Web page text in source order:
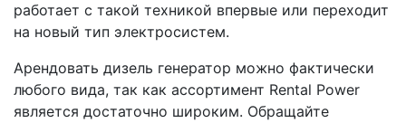
работает с такой техникой впервые или переходит
на новый тип электросистем.
Арендовать дизель генератор можно фактически
любого вида, так как ассортимент Rental Power
является достаточно широким. Обращайте